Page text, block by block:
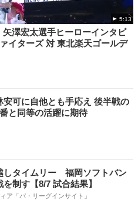
5:13
澤宏太選手ヒーローインタビ
イターズ 対 東北楽天ゴールデ
安可に自他とも手応え 後半戦の
と同等の活躍に期待
しタイムリー 福岡ソフトバン
制す【8/7 試合結果】
ア「パ・リーグインサイト」